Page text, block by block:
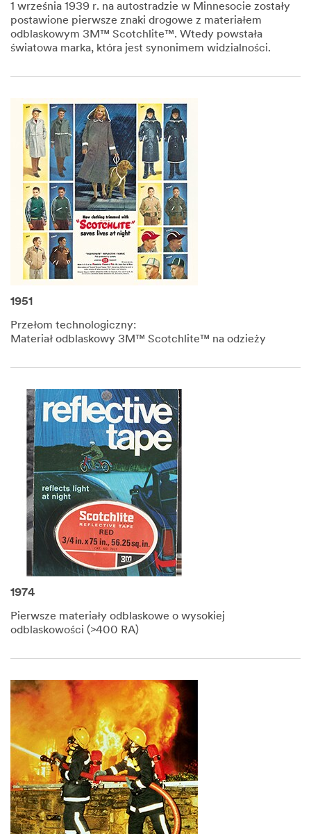
1 września 1939 r. na autostradzie w Minnesocie zostały
postawione pierwsze znaki drogowe z materiałem
odblaskowym 3M™ Scotchlite™. Wtedy powstała
światowa marka, która jest synonimem widzialności.​
1951
Przełom technologiczny:
Materiał odblaskowy 3M™ Scotchlite™ na odzieży
1974
Pierwsze materiały odblaskowe o wysokiej
odblaskowości (>400 RA)